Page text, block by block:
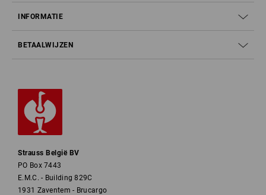
INFORMATIE
BETAALWIJZEN
Strauss België BV
PO Box 7443
E.M.C. - Building 829C
1931 Zaventem - Brucargo